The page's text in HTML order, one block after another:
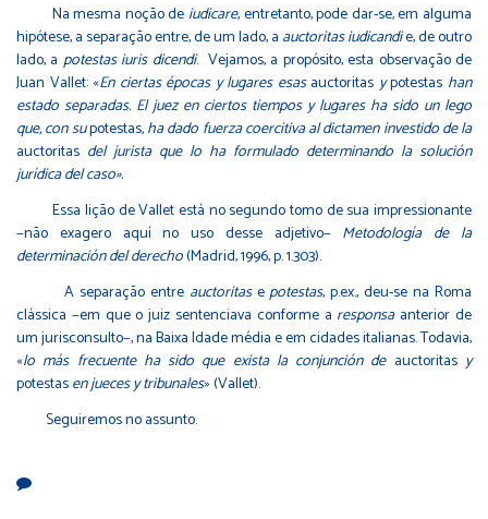
Na mesma noção de iudicare, entretanto, pode dar-se, em alguma
hipótese, a separação entre, de um lado, a auctoritas iudicandie, de outro
lado, a potestas iuris dicendi. Vejamos, a propósito, esta observação de
Juan Vallet: «En ciertas épocas y lugares esasauctoritas ypotestas han
estado separadas. El juez en ciertos tiempos y lugares ha sido un lego
que, con supotestas, ha dado fuerza coercitiva al dictamen investido de la
auctoritas del jurista que lo ha formulado determinando la solución
jurídica del caso».
Essa lição de Vallet está no segundo tomo de sua impressionante
−não exagero aquí no uso desse adjetivo− Metodología de la
determinación del derecho(Madrid, 1996, p. 1.303).
A separação entre auctoritasepotestas, p.ex., deu-se na Roma
clássica −em que o juiz sentenciava conforme a responsaanterior de
um jurisconsulto−, na Baixa Idade média e em cidades italianas. Todavia,
«lo más frecuente ha sido que exista la conjunción deauctoritasy
potestasen jueces y tribunales» (Vallet).
Seguiremos no assunto.